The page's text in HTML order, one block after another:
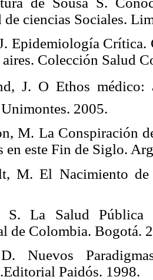
de ciencias Sociales.
Epidemiología Crítica.
Colección Salud
J. O Ethos
2005.
M. La Conspiración
en este Fin de Siglo.
M. El Nacimiento
S. La Salud Pública
de Colombia. Bogotá.
Nuevos
Paidós. 1998.